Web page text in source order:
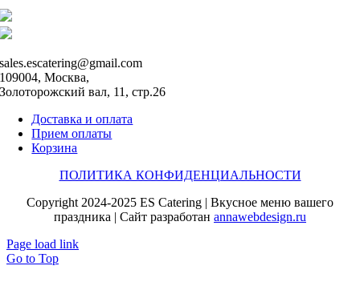
sales.escatering@gmail.com
109004, Москва,
Золоторожский вал, 11, стр.26
Доставка и оплата
Прием оплаты
Корзина
ПОЛИТИКА КОНФИДЕНЦИАЛЬНОСТИ
Copyright 2024-2025 ES Catering | Вкусное меню вашего
праздника | Сайт разработан annawebdesign.ru
Page load link
Go to Top